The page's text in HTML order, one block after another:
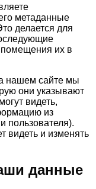
метаданные
делается для
помещения их в
нашем сайте мы
они указывают
видеть,
из
пользователя).
видеть и изменять
данные